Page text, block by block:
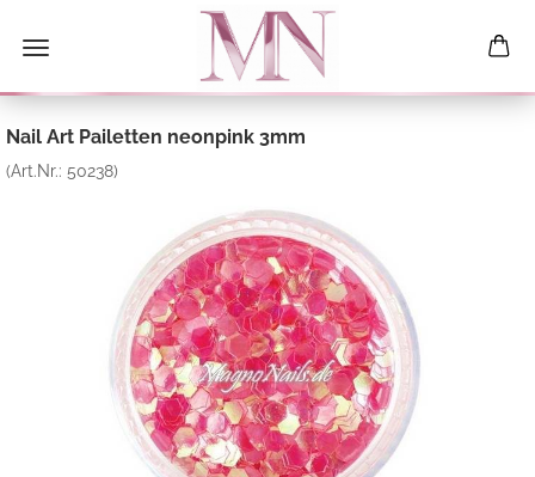
Nail Art Pailetten neonpink 3mm
(Art.Nr.: 50238)